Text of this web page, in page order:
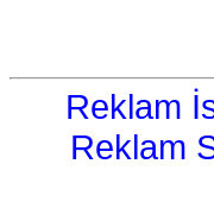
Reklam
Reklam